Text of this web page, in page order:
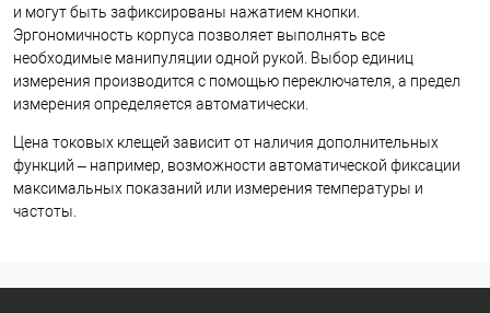
и могут быть зафиксированы нажатием кнопки.
Эргономичность корпуса позволяет выполнять все
необходимые манипуляции одной рукой. Выбор единиц
измерения производится с помощью переключателя, а предел
измерения определяется автоматически.
Цена токовых клещей зависит от наличия дополнительных
функций – например, возможности автоматической фиксации
максимальных показаний или измерения температуры и
частоты.